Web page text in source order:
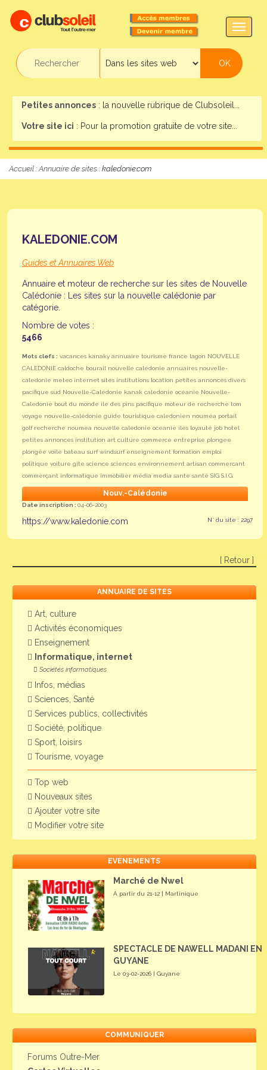
Petites annonces : la nouvelle rubrique de Clubsoleil...
Votre site ici : Pour la promotion gratuite de votre site...
Accueil :Annuaire de sites : kaledonie.com
KALEDONIE.COM
Guides et Annuaires Web
Annuaire et moteur de recherche sur les sites de Nouvelle
Calédonie : Les sites sur la nouvelle calédonie par
catégorie.
Nombre de votes :
5466
Mots clefs : vacances kanaky annuaire tourisme france lagon NOUVELLE
CALEDONIE caldoche bourail nouvelle calédonie annuaires nouvelle-
caledonie meteo internet sites institutions location petites annonces divers
pacifique sud Nouvelle-Calédonie kanak caledonie océanie Nouvelle-
Caledonie bout du monde ile des pins pacifique moteur de recherche tom
voyage nouvelle-calédonie guide touristique caledonien nouméa portail
golf recherche noumea nouvelle caledonie oceanie iles loyauté job hotel
petites annonces institution art culture commerce entreprise plongee
plongée voile bateau surf windsurf enseignement formation emploi
politique voiture gite science sciences environnement artisan commercant
commerçant informatique immobilier média media sante santé SIG S.I.G.
Nouv.-Calédonie
Date inscription : 04-06-2003
N° du site : 2297
https://www.kaledonie.com
[ Retour ]
ANNUAIRE DE SITES
Art, culture
Activités économiques
Enseignement
Informatique, internet
Sociétés informatiques
Infos, médias
Sciences, Santé
Services publics, collectivités
Société, politique
Sport, loisirs
Tourisme, voyage
Top web
Nouveaux sites
Ajouter votre site
Modifier votre site
EVENEMENTS
Marché de Nwel
A partir du 21-12 | Martinique
SPECTACLE DE NAWELL MADANI EN
GUYANE
Le 03-02-2026 | Guyane
COMMUNIQUER
Forums Outre-Mer